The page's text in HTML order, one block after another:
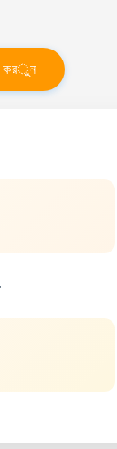
করুন